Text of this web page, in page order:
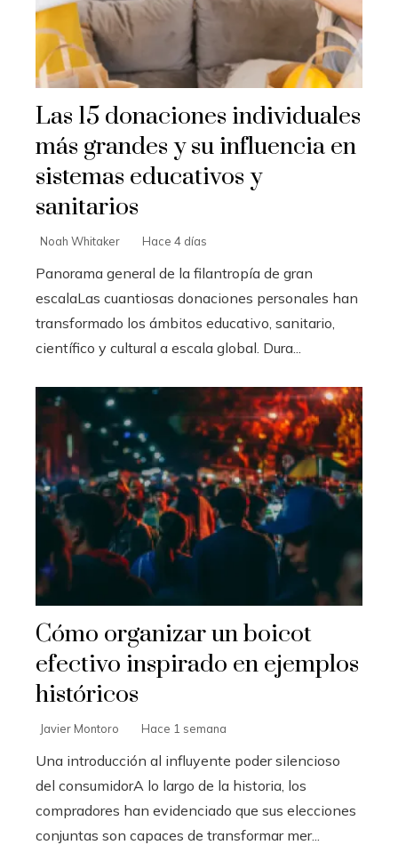
Las 15 donaciones individuales
más grandes y su influencia en
sistemas educativos y
sanitarios
Noah Whitaker Hace 4 días
Panorama general de la filantropía de gran
escalaLas cuantiosas donaciones personales han
transformado los ámbitos educativo, sanitario,
científico y cultural a escala global. Dura...
Cómo organizar un boicot
efectivo inspirado en ejemplos
históricos
Javier Montoro Hace 1 semana
Una introducción al influyente poder silencioso
del consumidorA lo largo de la historia, los
compradores han evidenciado que sus elecciones
conjuntas son capaces de transformar mer...